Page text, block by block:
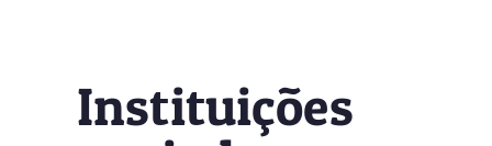
Instituições